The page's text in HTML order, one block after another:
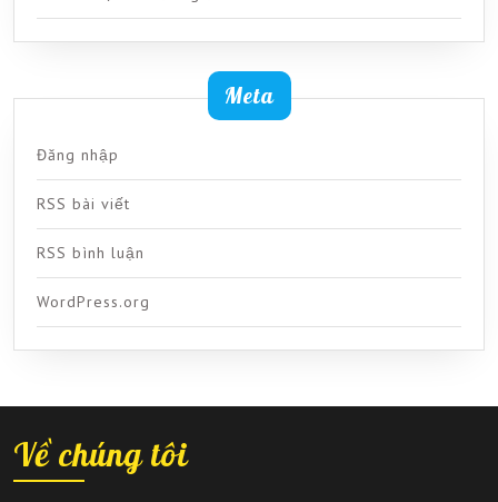
Meta
Đăng nhập
RSS bài viết
RSS bình luận
WordPress.org
Về chúng tôi